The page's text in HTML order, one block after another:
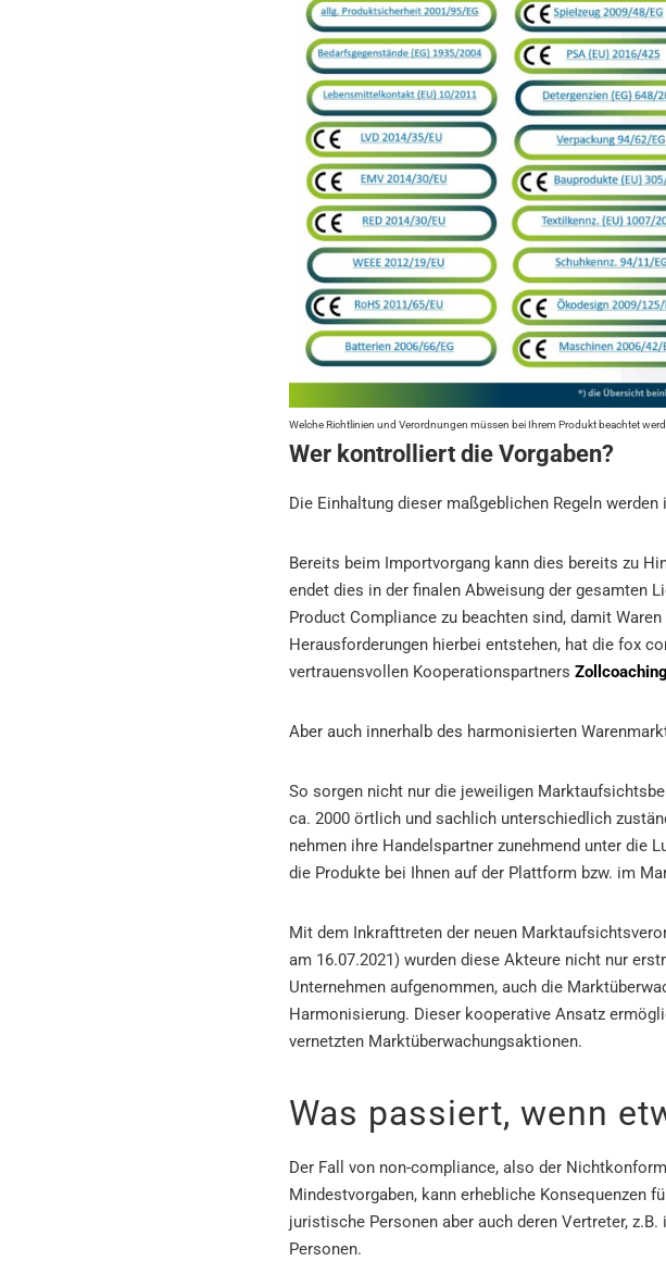
Welche Richtlinien und Verordnungen müssen bei Ihrem Produkt beachtet
Wer kontrolliert die Vorgaben?
Die Einhaltung dieser maßgeblichen Regeln
Bereits beim Importvorgang kann dies bereits zu
endet dies in der finalen Abweisung der gesamten
Product Compliance zu beachten sind, damit
Herausforderungen hierbei entstehen, hat die fox
vertrauensvollen Kooperationspartners
Aber auch innerhalb des harmonisierten
So sorgen nicht nur die jeweiligen
ca. 2000 örtlich und sachlich unterschiedlich
nehmen ihre Handelspartner zunehmend unter die
die Produkte bei Ihnen auf der Plattform bzw. im
Mit dem Inkrafttreten der neuen
am 16.07.2021) wurden diese Akteure nicht nur
Unternehmen aufgenommen, auch die
Harmonisierung. Dieser kooperative Ansatz
vernetzten Marktüberwachungsaktionen.
Was passiert, wenn
Der Fall von non-compliance, also der
Mindestvorgaben, kann erhebliche Konsequenzen
juristische Personen aber auch deren Vertreter,
Personen.